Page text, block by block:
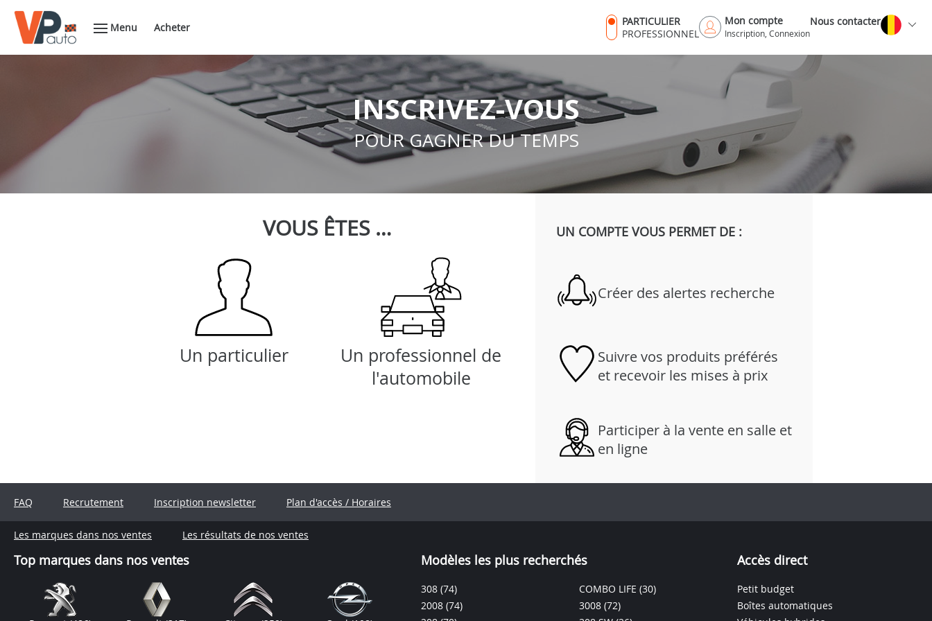
Menu Acheter
PARTICULIER
PROFESSIONNEL
Mon compte
Inscription, Connexion
Nous contacter
INSCRIVEZ-VOUS
POUR GAGNER DU TEMPS
VOUS ÊTES …
Un particulier
Un professionnel de
l'automobile
UN COMPTE VOUS PERMET DE :
Créer des alertes recherche
Suivre vos produits préférés
et recevoir les mises à prix
Participer à la vente en salle et
en ligne
FAQ Recrutement Inscription newsletter Plan d'accès / Horaires
Les marques dans nos ventes Les résultats de nos ventes
Top marques dans nos ventes Modèles les plus recherchés
308 (74)
2008 (74)
COMBO LIFE (30)
3008 (72)
Accès direct
Petit budget
Boîtes automatiques